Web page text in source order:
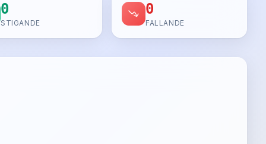
0
STIGANDE
0
FALLANDE